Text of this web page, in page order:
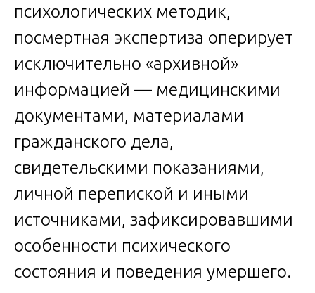
психологических методик,
посмертная экспертиза оперирует
исключительно «архивной»
информацией — медицинскими
документами, материалами
гражданского дела,
свидетельскими показаниями,
личной перепиской и иными
источниками, зафиксировавшими
особенности психического
состояния и поведения умершего.